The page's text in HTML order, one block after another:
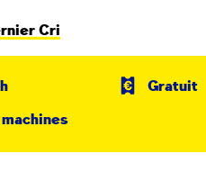
Cri
Gratuit